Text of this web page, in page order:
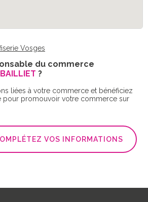
Vosges
du commerce
?
liées à votre commerce et bénéficiez
pour promouvoir votre commerce sur
VOS INFORMATIONS